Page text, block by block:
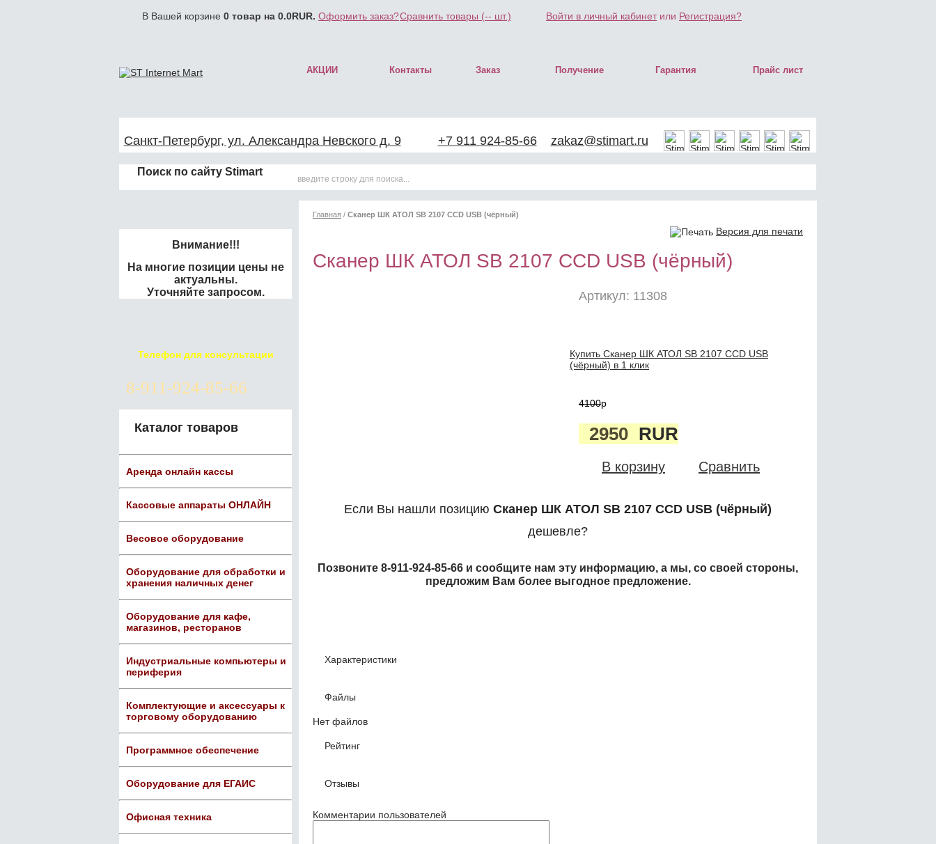
В Вашей корзине 0 товар на 0.0RUR. Оформить заказ?Сравнить товары (-- шт.) Войти в личный кабинетили Регистрация?
АКЦИИ Контакты Заказ Получение Гарантия Прайс лист
Санкт-Петербург, ул. Александра Невского д. 9 +7 911 924-85-66 zakaz@stimart.ru
Поиск по сайту Stimart
Внимание!!!
На многие позиции цены не
актуальны.
Уточняйте запросом.
Телефон для консультации
8-911-924-85-66
Каталог товаров
Аренда онлайн кассы
Кассовые аппараты ОНЛАЙН
Весовое оборудование
Оборудование для обработки и
хранения наличных денег
Оборудование для кафе,
магазинов, ресторанов
Индустриальные компьютеры и
периферия
Комплектующие и аксессуары к
торговому оборудованию
Программное обеспечение
Оборудование для ЕГАИС
Офисная техника
Главная / Сканер ШК АТОЛ SB 2107 CCD USB (чёрный)
Версия для печати
Сканер ШК АТОЛ SB 2107 CCD USB (чёрный)
Артикул: 11308
Купить Сканер ШК АТОЛ SB 2107 CCD USB
(чёрный) в 1 клик
4100p
2950 RUR
В корзину Сравнить
Если Вы нашли позицию Сканер ШК АТОЛ SB 2107 CCD USB (чёрный)
дешевле?
Позвоните 8-911-924-85-66 и сообщите нам эту информацию, а мы, со своей стороны,
предложим Вам более выгодное предложение.
Характеристики
Файлы
Нет файлов
Рейтинг
Отзывы
Комментарии пользователей